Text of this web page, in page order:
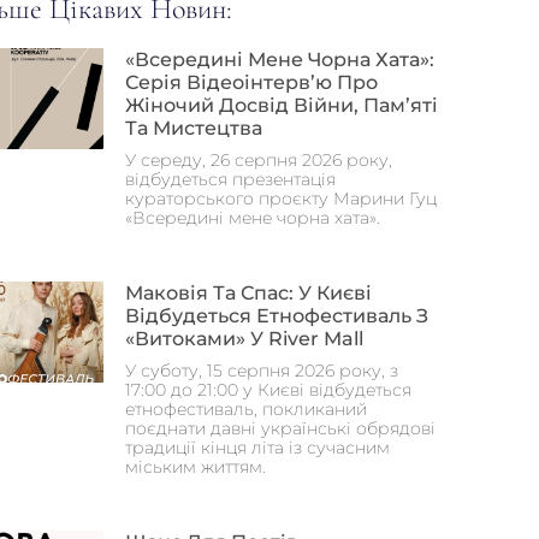
Цікавих Новин:
«Всередині Мене Чорна Хата»:
Серія Відеоінтерв’ю Про
Жіночий Досвід Війни, Пам’яті
Та Мистецтва
У середу, 26 серпня 2026 року,
відбудеться презентація
кураторського проєкту Марини Гуц
«Всередині мене чорна хата».
Маковія Та Спас: У Києві
Відбудеться Етнофестиваль З
«Витоками» У River Mall
У суботу, 15 серпня 2026 року, з
17:00 до 21:00 у Києві відбудеться
етнофестиваль, покликаний
поєднати давні українські обрядові
традиції кінця літа із сучасним
міським життям.